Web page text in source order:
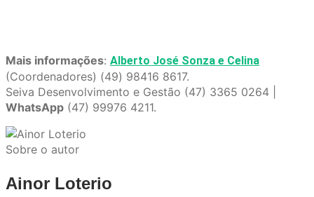
Mais informações: Alberto José Sonza e Celina
(Coordenadores) (49) 98416 8617.
Seiva Desenvolvimento e Gestão (47) 3365 0264 |
WhatsApp (47) 99976 4211.
Sobre o autor
Ainor Loterio